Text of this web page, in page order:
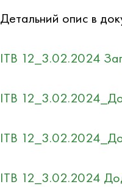
Детальний опис в
ITB 12_3.02.2024
ITB
ITB
ITB 12_3.02.2024